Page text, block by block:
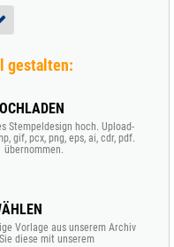
gestalten:
Stempeldesign hoch. Upload-
gif, pcx, png, eps, ai, cdr, pdf.
übernommen.
Vorlage aus unserem Archiv
diese mit unserem